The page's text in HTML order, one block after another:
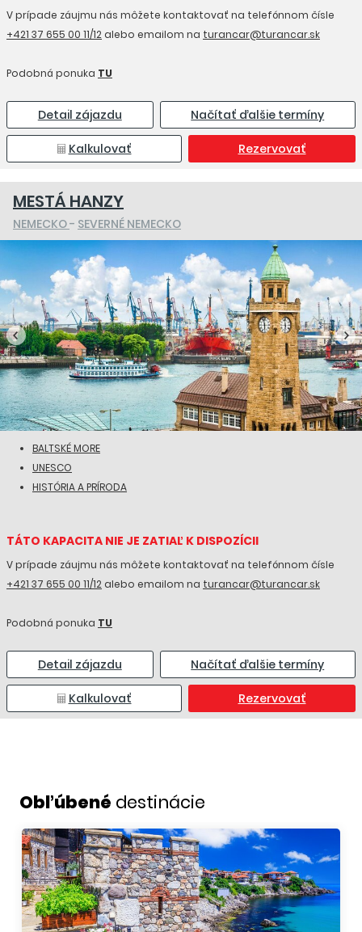
V prípade záujmu nás môžete kontaktovať na telefónnom čísle
+421 37 655 00 11/12 alebo emailom na turancar@turancar.sk
Podobná ponuka TU
Detail zájazdu Načítať ďalšie termíny
Kalkulovať Rezervovať
MESTÁ HANZY
NEMECKO- SEVERNÉ NEMECKO
BALTSKÉ MORE
UNESCO
HISTÓRIA A PRÍRODA
TÁTO KAPACITA NIE JE ZATIAĽ K DISPOZÍCII
V prípade záujmu nás môžete kontaktovať na telefónnom čísle
+421 37 655 00 11/12 alebo emailom na turancar@turancar.sk
Podobná ponuka TU
Detail zájazdu Načítať ďalšie termíny
Kalkulovať Rezervovať
Obľúbené destinácie